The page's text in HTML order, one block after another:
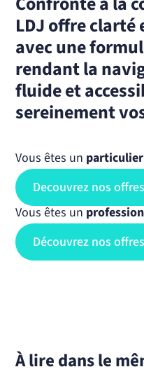
LDJ offre
avec une
rendant la
fluide et
sereinement
Vous êtes un particulier
Decouvrez nos offres
Vous êtes un
Découvrez nos
À lire dans le